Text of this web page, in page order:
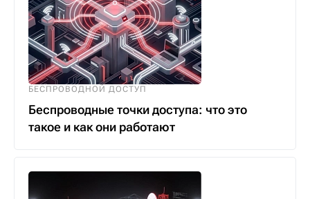
БЕСПРОВОДНОЙ ДОСТУП
Беспроводные точки доступа: что это
такое и как они работают